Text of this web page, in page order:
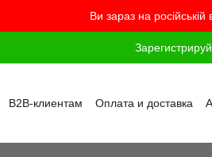
Ви зараз на російській
B2B-клиентам Оплата и доставка